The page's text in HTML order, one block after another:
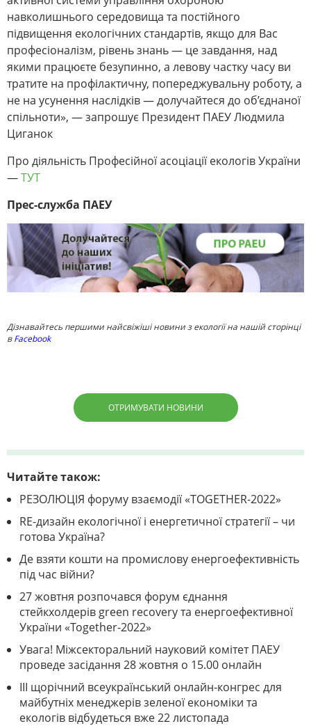
навколишнього середовища та постійного
підвищення екологічних стандартів, якщо для Вас
професіоналізм, рівень знань — це завдання, над
якими працюєте безупинно, а левову частку часу ви
тратите на профілактичну, попереджувальну роботу, а
не на усунення наслідків — долучайтеся до об’єднаної
спільноти», — запрошує Президент ПАЕУ Людмила
Циганок
Про діяльність Професійної асоціації екологів України
—ТУТ
Прес-служба ПАЕУ
Дізнавайтесь першими найсвіжіші новини з екології на нашій сторінці
вFacebook
ОТРИМУВАТИ НОВИНИ
Читайте також:
РЕЗОЛЮЦІЯ форуму взаємодії «TOGETHER-2022»
RE-дизайн екологічної і енергетичної стратегії – чи
готова Україна?
Де взяти кошти на промислову енергоефективність
під час війни?
27 жовтня розпочався форум єднання
стейкхолдерів green recovery та енергоефективної
України «Together-2022»
Увага! Міжсекторальний науковий комітет ПАЕУ
проведе засідання 28 жовтня о 15.00 онлайн
III щорічний всеукраїнський онлайн-конгрес для
майбутніх менеджерів зеленої економіки та
екологів відбудеться вже 22 листопада